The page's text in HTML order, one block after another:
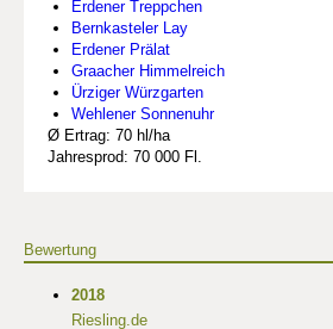
Erdener Treppchen
Bernkasteler Lay
Erdener Prälat
Graacher Himmelreich
Ürziger Würzgarten
Wehlener Sonnenuhr
Ø Ertrag: 70 hl/ha
Jahresprod: 70 000 Fl.
Bewertung
2018
Riesling.de